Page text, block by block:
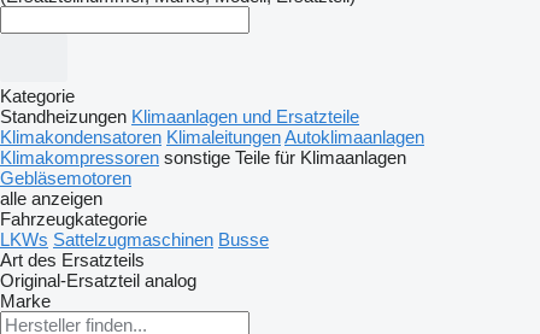
Kategorie
Standheizungen Klimaanlagen und Ersatzteile
Klimakondensatoren KlimaleitungenAutoklimaanlagen
Klimakompressoren sonstige Teile für Klimaanlagen
Gebläsemotoren
alle anzeigen
Fahrzeugkategorie
LKWs Sattelzugmaschinen Busse
Art des Ersatzteils
Original-Ersatzteil analog
Marke